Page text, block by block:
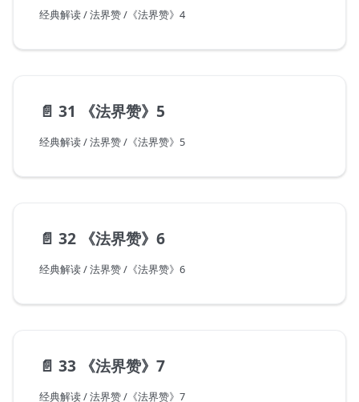
经典解读 / 法界赞 /《法界赞》4
📄️ 31 《法界赞》5
经典解读 / 法界赞 /《法界赞》5
📄️ 32 《法界赞》6
经典解读 / 法界赞 /《法界赞》6
📄️ 33 《法界赞》7
经典解读 / 法界赞 /《法界赞》7